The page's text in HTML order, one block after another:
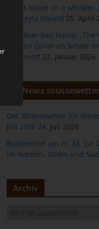
À voix basse (In a
von Leyla Bouzid 25. April
Kaouther Ben Hania:
für den Oscar als bester
nominiert 22. Januar 2026
News
Das Strandwetter für
Juli 2026 24. Juli 2026
Badeverbot am Fr, 24. Juli
im Norden, Osten und
Archiv